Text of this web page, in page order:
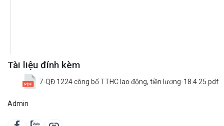
Tài liệu đính kèm
7-QĐ 1224 công bố TTHC lao động, tiền lương-18.4.25.pdf
Admin